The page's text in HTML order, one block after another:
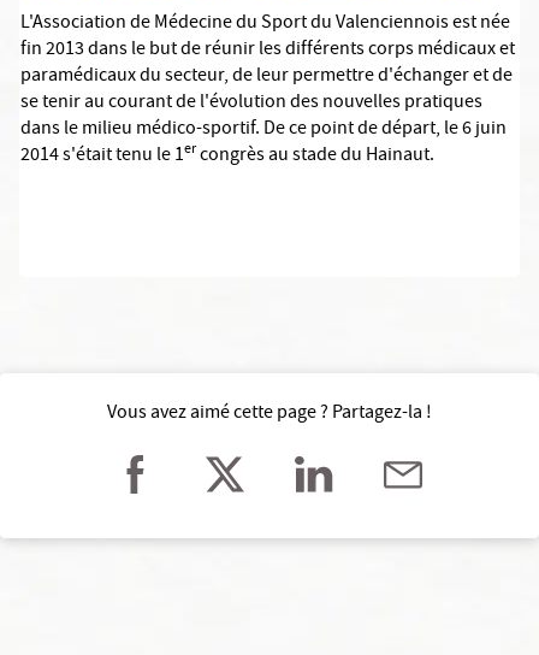
L'Association de Médecine du Sport du Valenciennois est née
fin 2013 dans le but de réunir les différents corps médicaux et
paramédicaux du secteur, de leur permettre d'échanger et de
se tenir au courant de l'évolution des nouvelles pratiques
dans le milieu médico-sportif. De ce point de départ, le 6 juin
2014 s'était tenu le 1ercongrès au stade du Hainaut.
Vous avez aimé cette page ? Partagez-la !